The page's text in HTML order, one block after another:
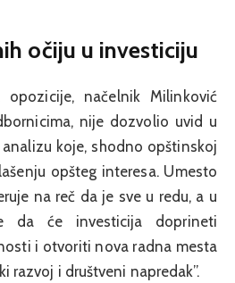
očiju u investiciju
opozicije, načelnik Milinković
nije dozvolio uvid u
koje, shodno opštinskoj
opšteg interesa. Umesto
na reč da je sve u redu, a u
da će investicija doprineti
i otvoriti nova radna mesta
razvoj i društveni napredak”.